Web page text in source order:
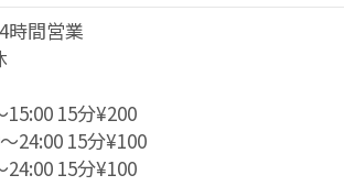
時間営業
15:00 15分¥200
24:00 15分¥100
24:00 15分¥100